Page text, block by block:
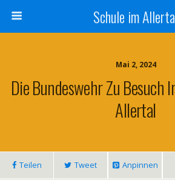
Schule im
Mai 2, 2024
Die Bundeswehr Zu Besuch
Allertal
Teilen Tweet Anpinnen